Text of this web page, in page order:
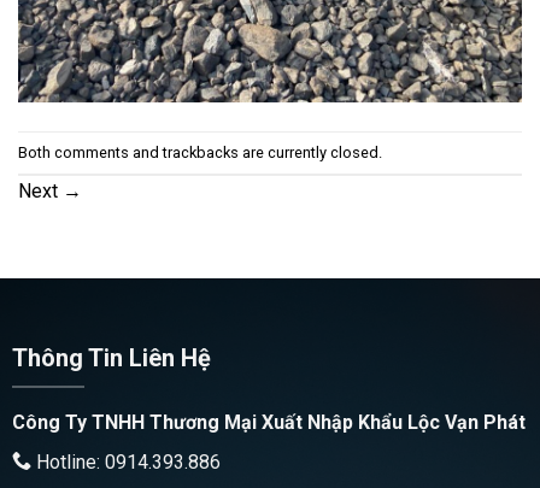
Both comments and trackbacks are currently closed.
Next →
Thông Tin Liên Hệ
Công Ty TNHH Thương Mại Xuất Nhập Khẩu Lộc Vạn Phát
Hotline: 0914.393.886